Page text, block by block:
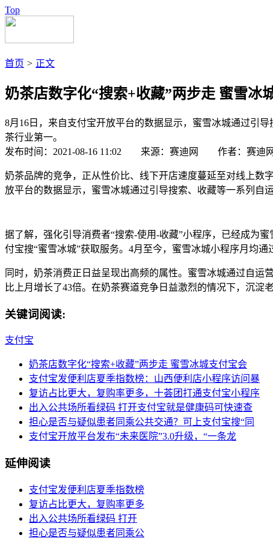
Top
首页 > 正文
奶茶店数字化“搜索+收藏”两步走 蜜雪冰
8月16日，来自支付宝开放平台的数据显示，蜜雪冰城通过引
茶行业第一。
发布时间：2021-08-16 11:02 来源：赛迪网 作者：赛迪网
奶茶品牌的竞争，正从性价比、线下开店速度蔓延至对线上数
放平台的数据显示，蜜雪冰城通过引导搜索、收藏等一系列自
据了解，强化引导消费者“搜索-使用-收藏”小程序，已经成为
付宝搜“蜜雪冰城”获取服务。4月至今，蜜雪冰城小程序月均通
同时，奶茶消费正日益呈现出高频的属性。蜜雪冰城通过自运
比上月增长了43倍。在奶茶赛道竞争日益激烈的情况下，沉淀
关键词阅读:
支付宝
奶茶店数字化“搜索+收藏”两步走 蜜雪冰城支付宝会
支付宝发便利店夏季指数榜：山西便利店小程序访问暴
复访占比更大，复购率更多，十荟团打通支付宝小程序
出入公共场所看绿码 打开支付宝就是健康码可快速查
担心是否与疑似患者同乘公共交通？可上支付宝搜“同
支付宝开放平台发布“未来医院”3.0升级，“一条龙
延伸阅读
支付宝发便利店夏季指数榜
复访占比更大，复购率更多
出入公共场所看绿码 打开
担心是否与疑似患者同乘公